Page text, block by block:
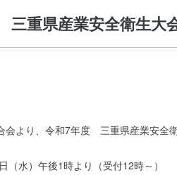
重県産業安全衛生大
会より、令和7年度 三重県産業安全
（水）午後1時より（受付12時～）